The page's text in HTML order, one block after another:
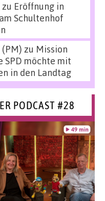
zu Eröffnung in
Schultenhof
(PM) zu Mission
SPD möchte mit
in den Landtag
PODCAST #28